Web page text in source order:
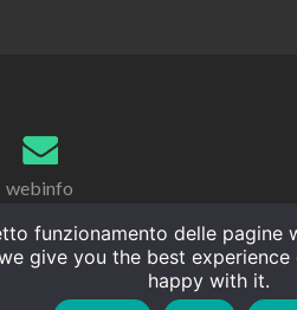
webinfo
funzionamento delle pagine
give you the best
happy with it.